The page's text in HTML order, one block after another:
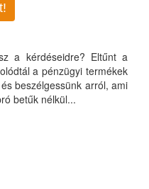
a kérdéseidre? Eltűnt a
a pénzügyi termékek
beszélgessünk arról, ami
betűk nélkül...